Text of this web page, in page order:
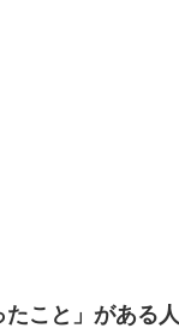
たこと」がある人